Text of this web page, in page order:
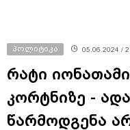
პოლიტიკა 05.06.2024 /
რატი
კორტნიზე -
წარმოდგენა